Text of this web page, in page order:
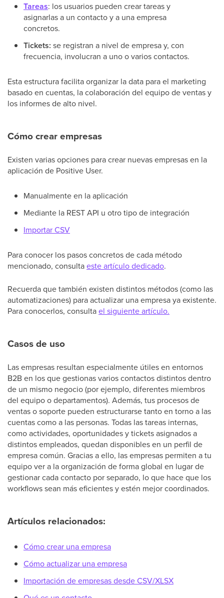
Tareas: los usuarios pueden crear tareas y
asignarlas a un contacto y a una empresa
concretos.
Tickets: se registran a nivel de empresa y, con
frecuencia, involucran a uno o varios contactos.
Esta estructura facilita organizar la data para el marketing
basado en cuentas, la colaboración del equipo de ventas y
los informes de alto nivel.
Cómo crear empresas
Existen varias opciones para crear nuevas empresas en la
aplicación de Positive User.
Manualmente en la aplicación
Mediante la REST API u otro tipo de integración
Importar CSV
Para conocer los pasos concretos de cada método
mencionado, consultaeste artículo dedicado.
Recuerda que también existen distintos métodos (como las
automatizaciones) para actualizar una empresa ya existente.
Para conocerlos, consultael siguiente artículo.
Casos de uso
Las empresas resultan especialmente útiles en entornos
B2B en los que gestionas varios contactos distintos dentro
de un mismo negocio (por ejemplo, diferentes miembros
del equipo o departamentos). Además, tus procesos de
ventas o soporte pueden estructurarse tanto en torno a las
cuentas como a las personas. Todas las tareas internas,
como actividades, oportunidades y tickets asignados a
distintos empleados, quedan disponibles en un perfil de
empresa común. Gracias a ello, las empresas permiten a tu
equipo ver a la organización de forma global en lugar de
gestionar cada contacto por separado, lo que hace que los
workflows sean más eficientes y estén mejor coordinados.
Artículos relacionados:
Cómo crear una empresa
Cómo actualizar una empresa
Importación de empresas desde CSV/XLSX